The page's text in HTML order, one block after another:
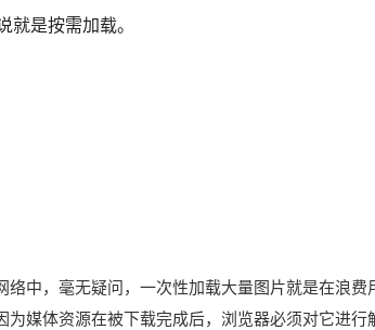
是按需加载。
中，毫无疑问，一次性加载大量图片就是在浪费
媒体资源在被下载完成后，浏览器必须对它进行